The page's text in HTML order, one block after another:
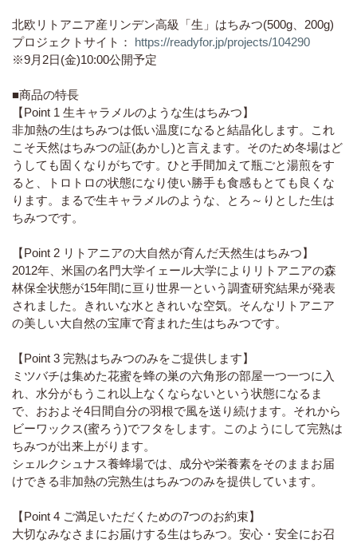
北欧リトアニア産リンデン高級「生」はちみつ(500g、200g)
プロジェクトサイト： https://readyfor.jp/projects/104290
※9月2日(金)10:00公開予定
■商品の特長
【Point 1 生キャラメルのような生はちみつ】
非加熱の生はちみつは低い温度になると結晶化します。これ
こそ天然はちみつの証(あかし)と言えます。そのため冬場はど
うしても固くなりがちです。ひと手間加えて瓶ごと湯煎をす
ると、トロトロの状態になり使い勝手も食感もとても良くな
ります。まるで生キャラメルのような、とろ～りとした生は
ちみつです。
【Point 2 リトアニアの大自然が育んだ天然生はちみつ】
2012年、米国の名門大学イェール大学によりリトアニアの森
林保全状態が15年間に亘り世界一という調査研究結果が発表
されました。きれいな水ときれいな空気。そんなリトアニア
の美しい大自然の宝庫で育まれた生はちみつです。
【Point 3 完熟はちみつのみをご提供します】
ミツバチは集めた花蜜を蜂の巣の六角形の部屋一つ一つに入
れ、水分がもうこれ以上なくならないという状態になるま
で、おおよそ4日間自分の羽根で風を送り続けます。それから
ビーワックス(蜜ろう)でフタをします。このようにして完熟は
ちみつが出来上がります。
シェルクシュナス養蜂場では、成分や栄養素をそのままお届
けできる非加熱の完熟生はちみつのみを提供しています。
【Point 4 ご満足いただくための7つのお約束】
大切なみなさまにお届けする生はちみつ。安心・安全にお召